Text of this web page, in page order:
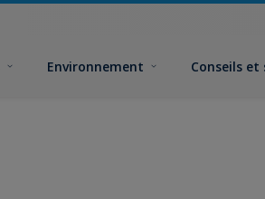
Environnement Conseils et